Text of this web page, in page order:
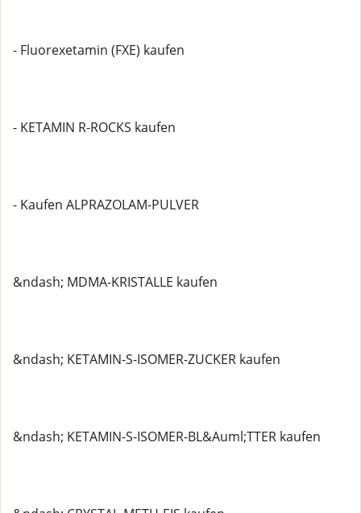
- Fluorexetamin (FXE) kaufen
- KETAMIN R-ROCKS kaufen
- Kaufen ALPRAZOLAM-PULVER
&ndash; MDMA-KRISTALLE kaufen
&ndash; KETAMIN-S-ISOMER-ZUCKER kaufen
&ndash; KETAMIN-S-ISOMER-BL&Auml;TTER kaufen